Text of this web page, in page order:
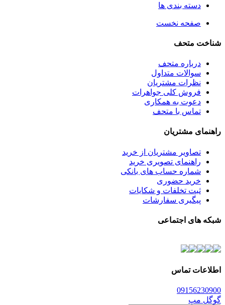
دسته بندی ها
صفحه نخست
شناخت متحف
درباره متحف
سوالات متداول
نظرات مشتریان
فروش کلی جواهرات
دعوت به همکاری
تماس با متحف
راهنمای مشتریان
تصاویر مشتریان از خرید
راهنمای تصویری خرید
شماره حساب های بانکی
خرید حضوری
ثبت تخلفات و شکایات
پیگیری سفارشات
شبکه های اجتماعی
اطلاعات تماس
09156230900
گوگل مپ